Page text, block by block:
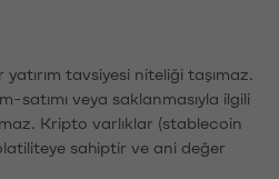
tavsiyesi niteliği taşımaz.
satımı veya saklanmasıyla ilgili
Kripto varlıklar (stablecoin
sahiptir ve ani değer